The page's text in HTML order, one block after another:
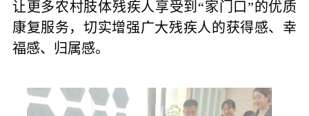
让更多农村肢体残疾人享受到“家门口”的优质
康复服务，切实增强广大残疾人的获得感、幸
福感、归属感。